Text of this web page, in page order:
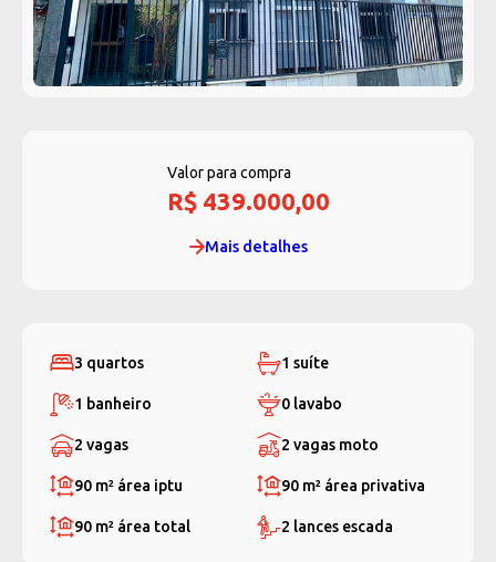
Valor para compra
R$ 439.000,00
Mais detalhes
3 quartos 1 suíte
1 banheiro 0 lavabo
2 vagas 2 vagas moto
90 m² área iptu 90 m² área privativa
90 m² área total 2 lances escada